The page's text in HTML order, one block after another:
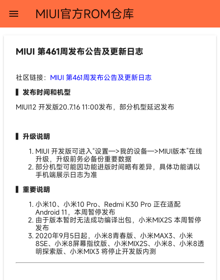
menu MIUI官方ROM仓库
MIUI 第461周发布公告及更新日志
社区链接： MIUI 第461周发布公告及更新日志
▍发布时间和机型
MIUI12 开发版20.7.16 11:00发布，部分机型延迟发布
▍升级说明
MIUI 开发版可进入“设置—>我的设备—>MIUI版本”在线
升级，升级前务必备份重要数据
部分机型可能因功能进版时间略有差异，具体功能请以
手机端展示日志为准
▍重要说明
小米10、小米10 Pro、Redmi K30 Pro 正在适配
Android 11，本周暂停发布
由于版本暂时无法成功编译出包，小米MIX2S 本周暂停
发布
2020年9月5日起，小米8青春版、小米MAX3、小米
8SE、小米8屏幕指纹版、小米MIX2S、小米8、小米8透
明探索版、小米MIX3 将停止开发版内测